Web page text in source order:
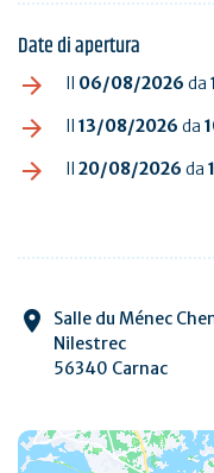
Date di apertura
Il 06/08/2026 da
Il 13/08/2026 da
Il 20/08/2026 da
Salle du Ménec
Nilestrec
56340 Carnac